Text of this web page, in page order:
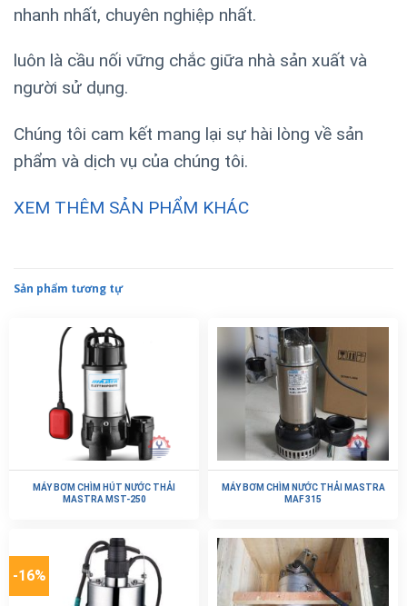
nhanh nhất, chuyên nghiệp nhất.
luôn là cầu nối vững chắc giữa nhà sản xuất và
người sử dụng.
Chúng tôi cam kết mang lại sự hài lòng về sản
phẩm và dịch vụ của chúng tôi.
XEM THÊM SẢN PHẨM KHÁC
Sản phẩm tương tự
MÁY BƠM CHÌM HÚT NƯỚC THẢI
MASTRA MST-250
MÁY BƠM CHÌM NƯỚC THẢI MASTRA
MAF 315
-16%